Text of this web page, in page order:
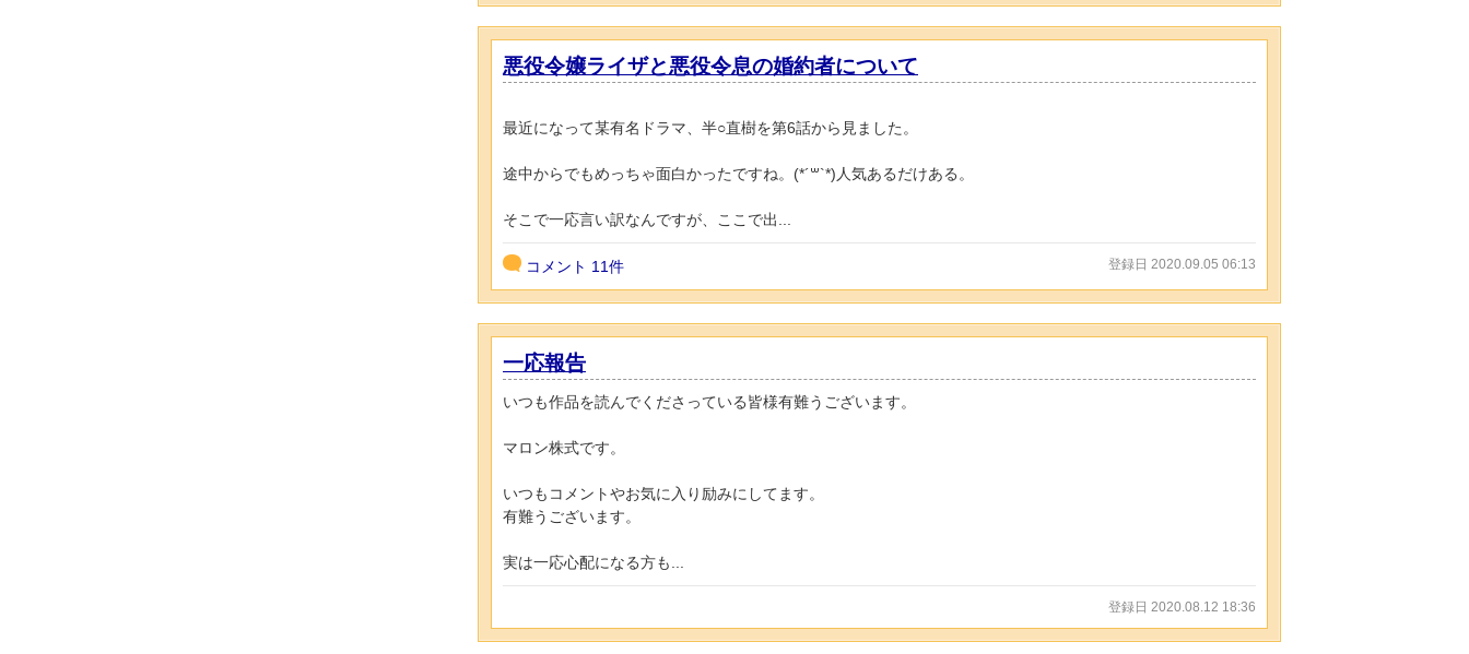
悪役令嬢ライザと悪役令息の婚約者について
最近になって某有名ドラマ、半○直樹を第6話から見ました。
途中からでもめっちゃ面白かったですね。(*´꒳`*)人気あるだけある。
そこで一応言い訳なんですが、ここで出...
コメント 11件 登録日 2020.09.05 06:13
一応報告
いつも作品を読んでくださっている皆様有難うございます。
マロン株式です。
いつもコメントやお気に入り励みにしてます。
有難うございます。
実は一応心配になる方も...
登録日 2020.08.12 18:36